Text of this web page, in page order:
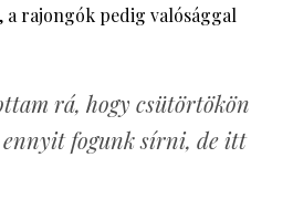
a rajongók pedig valósággal
rá, hogy csütörtökön
fogunk sírni, de itt